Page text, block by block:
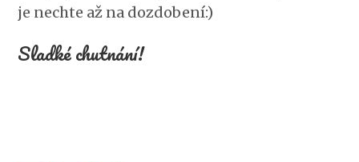
je nechte až na dozdobení:)
Sladké chutnání!